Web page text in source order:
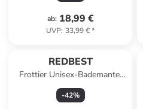
ab: 18,99 €
UVP: 33,99 €*
REDBEST
Frottier Unisex-Bademantel
Chicago in dunkelblau
-42%